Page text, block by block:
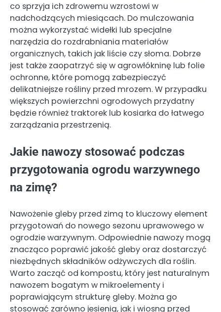
co sprzyja ich zdrowemu wzrostowi w
nadchodzących miesiącach. Do mulczowania
można wykorzystać widełki lub specjalne
narzędzia do rozdrabniania materiałów
organicznych, takich jak liście czy słoma. Dobrze
jest także zaopatrzyć się w agrowłókninę lub folie
ochronne, które pomogą zabezpieczyć
delikatniejsze rośliny przed mrozem. W przypadku
większych powierzchni ogrodowych przydatny
będzie również traktorek lub kosiarka do łatwego
zarządzania przestrzenią.
Jakie nawozy stosować podczas
przygotowania ogrodu warzywnego
na zimę?
Nawożenie gleby przed zimą to kluczowy element
przygotowań do nowego sezonu uprawowego w
ogrodzie warzywnym. Odpowiednie nawozy mogą
znacząco poprawić jakość gleby oraz dostarczyć
niezbędnych składników odżywczych dla roślin.
Warto zacząć od kompostu, który jest naturalnym
nawozem bogatym w mikroelementy i
poprawiającym strukturę gleby. Można go
stosować zarówno jesienią, jak i wiosną przed